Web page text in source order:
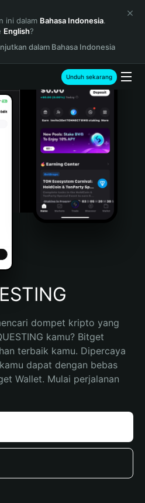
ini dalam Bahasa Indonesia.
English?
dalam Bahasa Indonesia
Unduh sekarang
dompet kripto yang
kamu? Bitget
terbaik kamu. Dipercaya
dapat dengan bebas
Wallet. Mulai perjalanan